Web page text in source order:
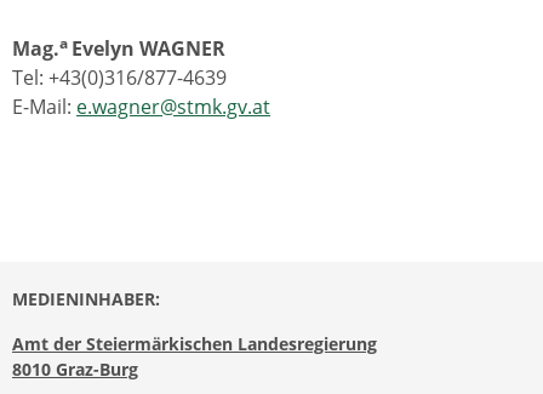
Mag.a Evelyn WAGNER
Tel: +43(0)316/877-4639
E-Mail: e.wagner@stmk.gv.at
MEDIENINHABER:
Amt der Steiermärkischen Landesregierung
8010 Graz-Burg